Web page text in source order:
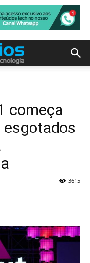
começa
esgotados
3615